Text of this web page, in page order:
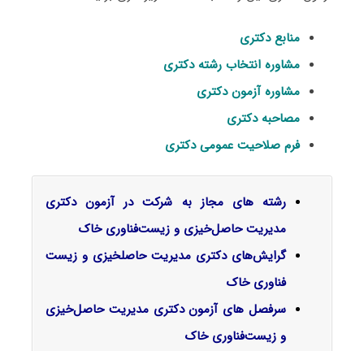
منابع دکتری
مشاوره انتخاب رشته دکتری
مشاوره آزمون دکتری
مصاحبه دکتری
فرم صلاحیت عمومی دکتری
رشته های مجاز به شرکت در آزمون دکتری
مدیریت حاصل‌خیزی و زیست‌فناوری خاک
گرایش‌های دکتری ﻣﺪﻳﺮﻳﺖ حاصلخیزی و زﻳﺴﺖ
ﻓﻨﺎوری ﺧﺎک
سرفصل‌ های آزمون دکتری مدیریت حاصل‌خیزی
و زیست‌فناوری خاک